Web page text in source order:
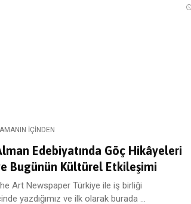
İÇINDEN
Edebiyatında Göç Hikâyeleri
Bugünün Kültürel Etkileşimi
Art Newspaper Türkiye ile iş birliği
yazdığımız ve ilk olarak burada ...